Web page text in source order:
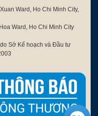
Ward, Ho Chi Minh City,
Ward, Ho Chi Minh City
Sở Kế hoạch và Đầu tư